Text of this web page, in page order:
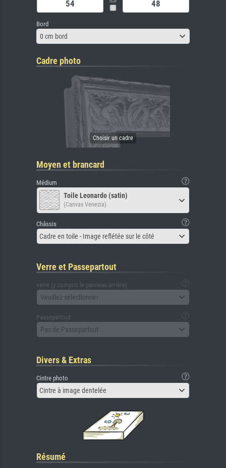
Bord
0 cm bord
Cadre photo
Moyen et brancard
Médium
Toile Leonardo (satin)
(Canvas Venezia)
Châssis
Cadre en toile - Image reflétée sur le côté
Verre et Passepartout
verre (y compris le panneau arrière)
Veuillez sélectionner
Passepartout
Pas de Passepartout
Divers & Extras
Cintre photo
Cintre à image dentelée
Résumé